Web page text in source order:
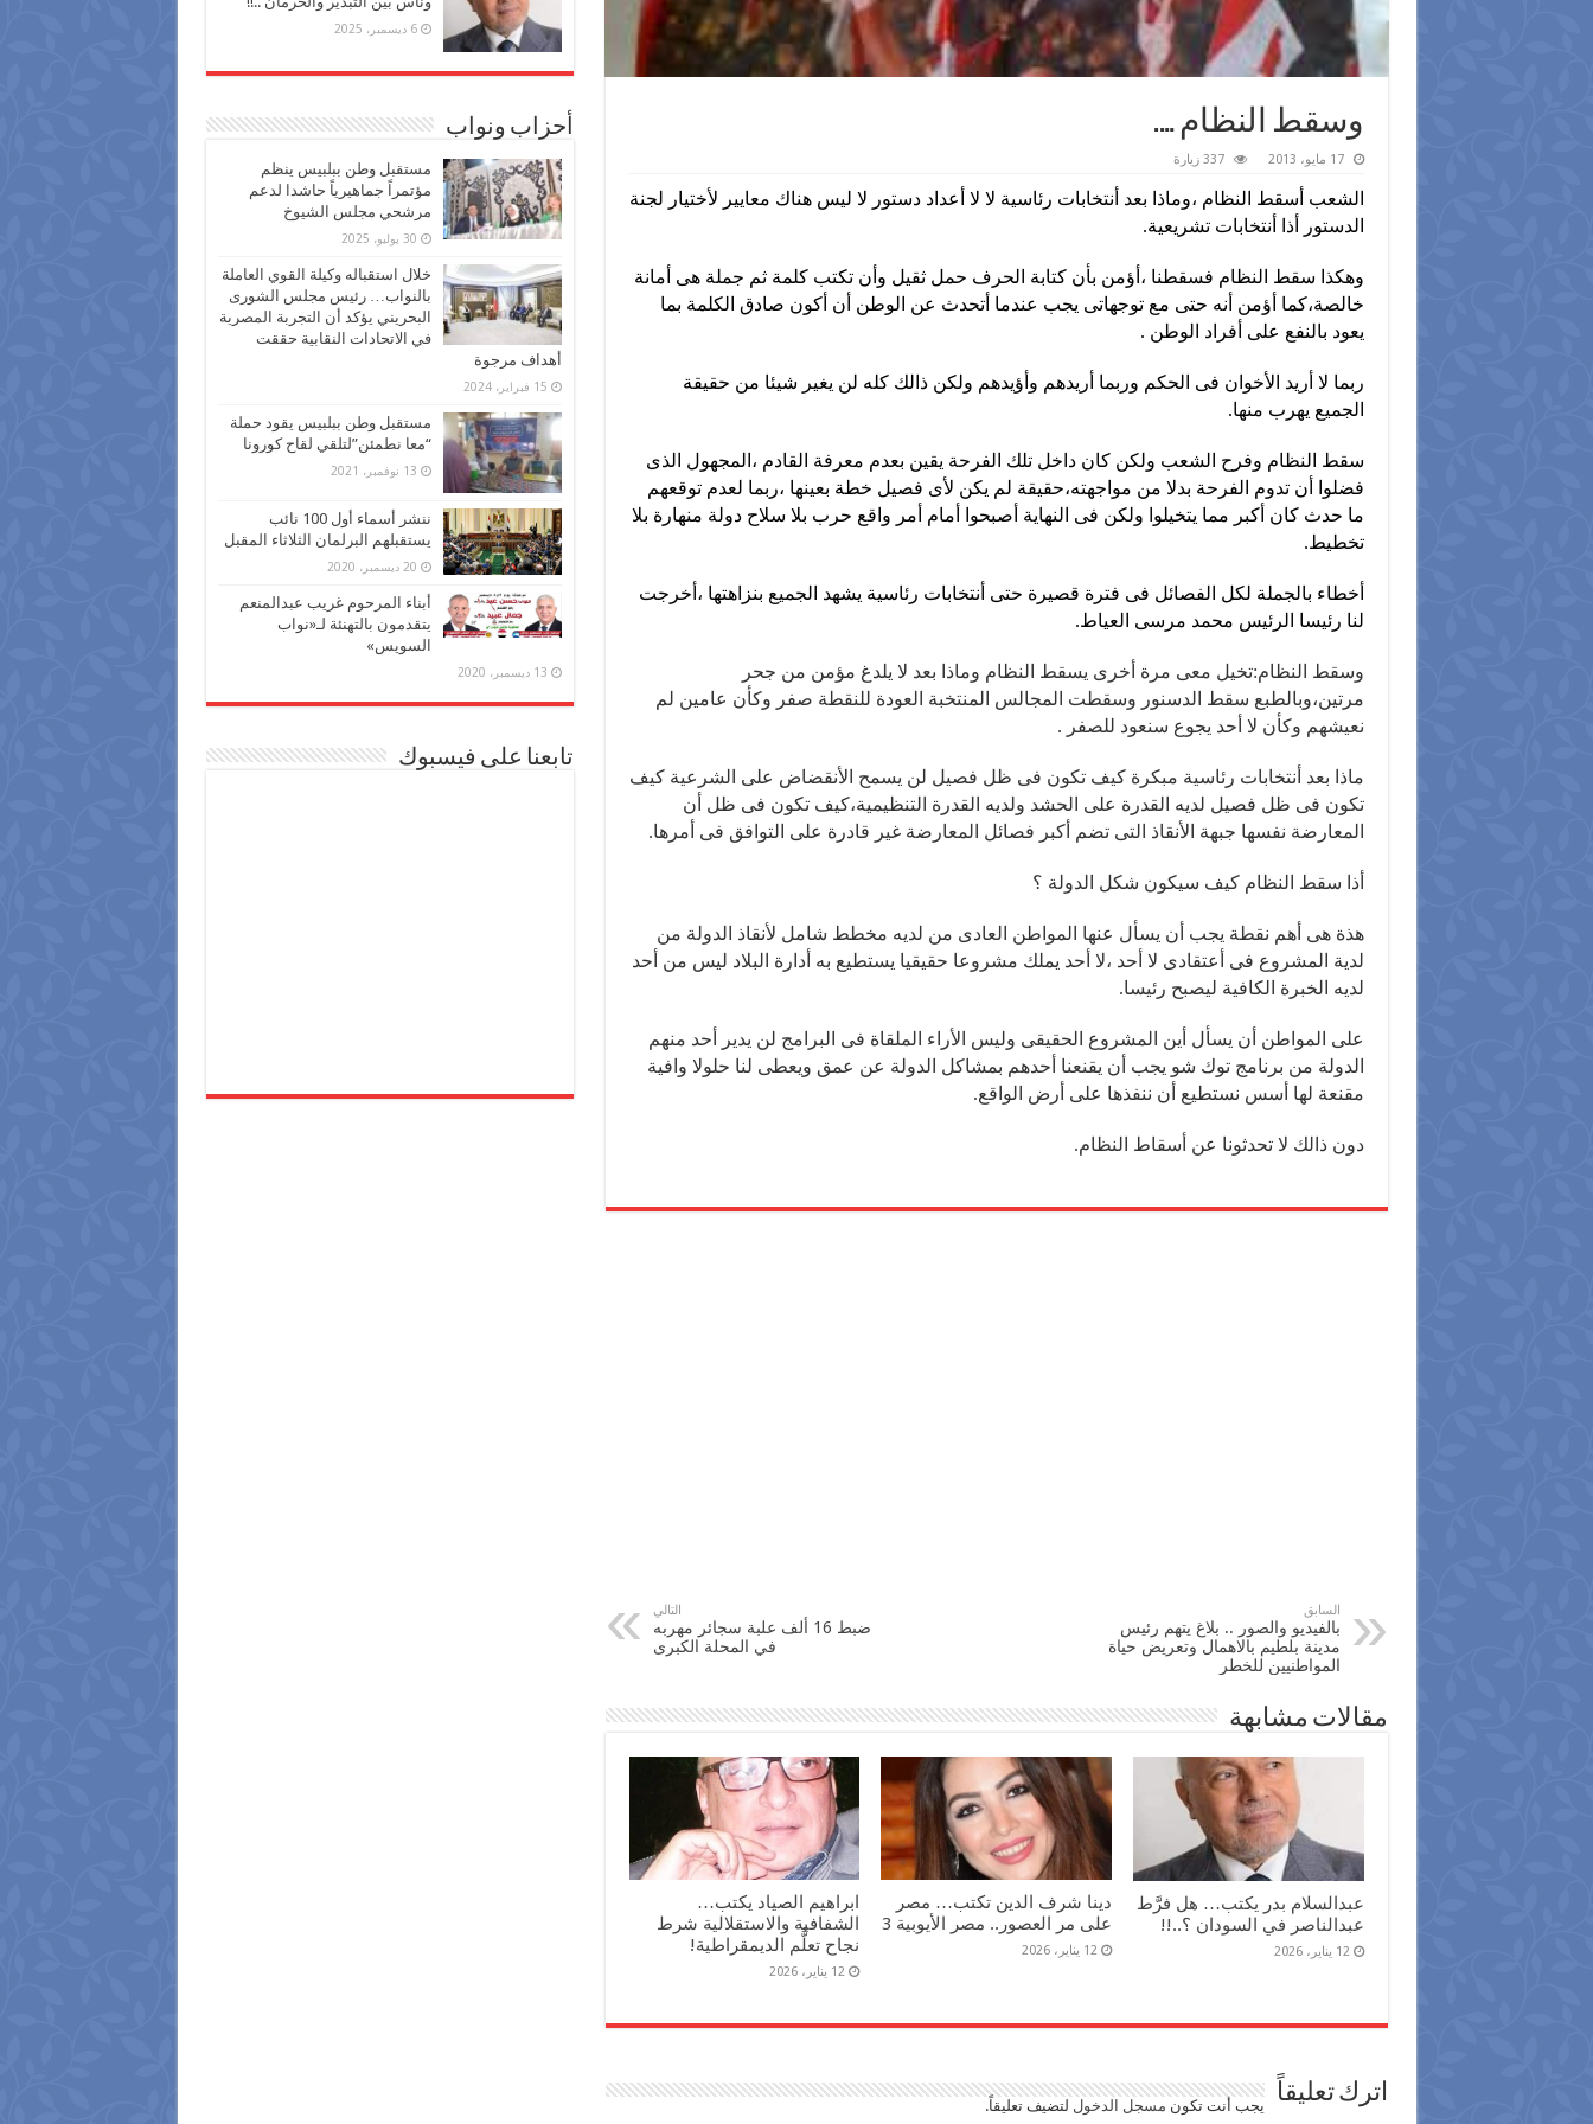
وسقط النظام ….
17 مايو، 2013 337 زيارة
الشعب أسقط النظام ،وماذا بعد أنتخابات رئاسية لا لا أعداد دستور لا ليس هناك معايير لأختيار لجنة
الدستور أذا أنتخابات تشريعية.
وهكذا سقط النظام فسقطنا ،أؤمن بأن كتابة الحرف حمل ثقيل وأن تكتب كلمة ثم جملة هى أمانة
خالصة،كما أؤمن أنه حتى مع توجهاتى يجب عندما أتحدث عن الوطن أن أكون صادق الكلمة بما
يعود بالنفع على أفراد الوطن .
ربما لا أريد الأخوان فى الحكم وربما أريدهم وأؤيدهم ولكن ذالك كله لن يغير شيئا من حقيقة
الجميع يهرب منها.
سقط النظام وفرح الشعب ولكن كان داخل تلك الفرحة يقين بعدم معرفة القادم ،المجهول الذى
فضلوا أن تدوم الفرحة بدلا من مواجهته،حقيقة لم يكن لأى فصيل خطة بعينها ،ربما لعدم توقعهم
ما حدث كان أكبر مما يتخيلوا ولكن فى النهاية أصبحوا أمام أمر واقع حرب بلا سلاح دولة منهارة بلا
تخطيط.
أخطاء بالجملة لكل الفصائل فى فترة قصيرة حتى أنتخابات رئاسية يشهد الجميع بنزاهتها ،أخرجت
لنا رئيسا الرئيس محمد مرسى العياط.
وسقط النظام:تخيل معى مرة أخرى يسقط النظام وماذا بعد لا يلدغ مؤمن من جحر
مرتين،وبالطبع سقط الدسنور وسقطت المجالس المنتخبة العودة للنقطة صفر وكأن عامين لم
نعيشهم وكأن لا أحد يجوع سنعود للصفر .
ماذا بعد أنتخابات رئاسية مبكرة كيف تكون فى ظل فصيل لن يسمح الأنقضاض على الشرعية كيف
تكون فى ظل فصيل لديه القدرة على الحشد ولديه القدرة التنظيمية،كيف تكون فى ظل أن
المعارضة نفسها جبهة الأنقاذ التى تضم أكبر فصائل المعارضة غير قادرة على التوافق فى أمرها.
أذا سقط النظام كيف سيكون شكل الدولة ؟
هذة هى أهم نقطة يجب أن يسأل عنها المواطن العادى من لديه مخطط شامل لأنقاذ الدولة من
لدية المشروع فى أعتقادى لا أحد ،لا أحد يملك مشروعا حقيقيا يستطيع به أدارة البلاد ليس من أحد
لديه الخبرة الكافية ليصبح رئيسا.
على المواطن أن يسأل أين المشروع الحقيقى وليس الأراء الملقاة فى البرامج لن يدير أحد منهم
الدولة من برنامج توك شو يجب أن يقنعنا أحدهم بمشاكل الدولة عن عمق ويعطى لنا حلولا وافية
مقنعة لها أسس نستطيع أن ننفذها على أرض الواقع.
دون ذالك لا تحدثونا عن أسقاط النظام.
السابق
بالفيديو والصور .. بلاغ يتهم رئيس
مدينة بلطيم بالاهمال وتعريض حياة
المواطنيين للخطر
التالي
ضبط 16 ألف علبة سجائر مهربه
في المحلة الكبرى
مقالات مشابهة
عبدالسلام بدر يكتب… هل فرَّط
عبدالناصر في السودان ؟..!!
12 يناير، 2026
دينا شرف الدين تكتب… مصر
على مر العصور.. مصر الأيوبية 3
12 يناير، 2026
ابراهيم الصياد يكتب…
الشفافية والاستقلالية شرط
نجاح تعلُّم الديمقراطية!
12 يناير، 2026
اترك تعليقاً يجب أنت تكون مسجل الدخول لتضيف تعليقاً.
6 ديسمبر، 2025
أحزاب ونواب
مستقبل وطن ببلبيس ينظم
مؤتمراً جماهيرياً حاشدا لدعم
مرشحي مجلس الشيوخ
30 يوليو، 2025
خلال استقباله وكيلة القوي العاملة
بالنواب… رئيس مجلس الشورى
البحريني يؤكد أن التجربة المصرية
في الاتحادات النقابية حققت
أهداف مرجوة
15 فبراير، 2024
مستقبل وطن ببلبيس يقود حملة
“معا نطمئن”لتلقي لقاح كورونا
13 نوفمبر، 2021
ننشر أسماء أول 100 نائب
يستقبلهم البرلمان الثلاثاء المقبل
20 ديسمبر، 2020
أبناء المرحوم غريب عبدالمنعم
يتقدمون بالتهنئة لـ«نواب
السويس»
13 ديسمبر، 2020
تابعنا على فيسبوك